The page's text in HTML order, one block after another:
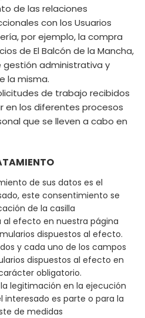
de las relaciones
con los Usuarios
por ejemplo, la compra
de El Balcón de la Mancha,
gestión administrativa y
la misma.
de trabajo recibidos
en los diferentes procesos
que se lleven a cabo en
de sus datos es el
este consentimiento se
de la casilla
efecto en nuestra página
dispuestos al efecto.
y cada uno de los campos
dispuestos al efecto en
obligatorio.
legitimación en la ejecución
es parte o para la
de medidas